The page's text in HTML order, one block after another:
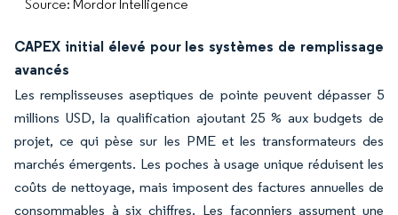
Source: Mordor Intelligence
CAPEX initial élevé pour les systèmes de remplissage
avancés
Les remplisseuses aseptiques de pointe peuvent dépasser 5
millions USD, la qualification ajoutant 25 % aux budgets de
projet, ce qui pèse sur les PME et les transformateurs des
marchés émergents. Les poches à usage unique réduisent les
coûts de nettoyage, mais imposent des factures annuelles de
consommables à six chiffres. Les façonniers assument une